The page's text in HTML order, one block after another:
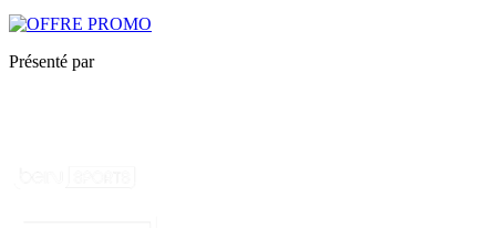
Présenté par